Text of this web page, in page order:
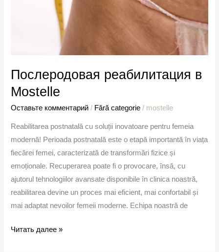
Послеродовая реабилитация в
Mostelle
Оставьте комментарий / Fără categorie / mostelle
Reabilitarea postnatală cu soluții inovatoare pentru femeia
modernă! Perioada postnatală este o etapă importantă în viața
fiecărei femei, caracterizată de transformări fizice și
emoționale. Recuperarea poate fi o provocare, însă, cu
ajutorul tehnologiilor avansate disponibile în clinica noastră,
reabilitarea devine un proces mai eficient, mai confortabil și
mai adaptat nevoilor femeii moderne. Echipa noastră de
Читать далее »